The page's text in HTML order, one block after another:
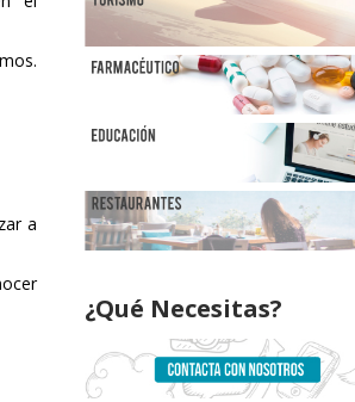
a
¿Qué Necesitas?